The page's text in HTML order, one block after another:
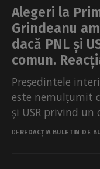
Alegeri la
Grindeanu
dacă PNL și
comun.
Președintele
este nemulțumit
și USR privind
partide...
DE REDACȚIA BULETIN DE